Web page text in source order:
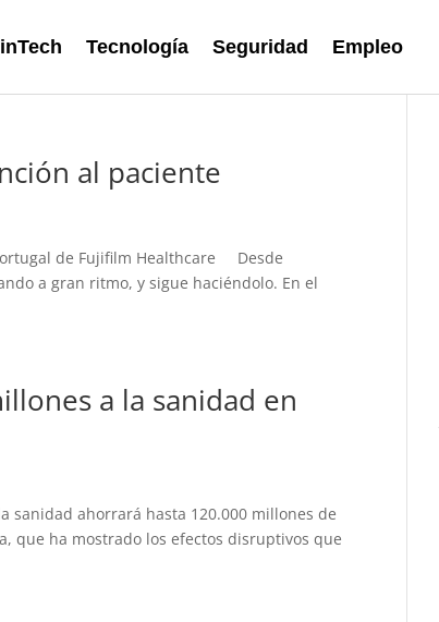
Tecnología Seguridad Empleo
al paciente
de Fujifilm Healthcare Desde
a gran ritmo, y sigue haciéndolo. En el
a la sanidad en
sanidad ahorrará hasta 120.000 millones de
que ha mostrado los efectos disruptivos que